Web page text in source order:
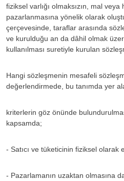
fiziksel varlığı olmaksızın, mal
pazarlanmasına yönelik olarak
çerçevesinde, taraflar arasında
ve kurulduğu an da dâhil olmak
kullanılması suretiyle kurulan
Hangi sözleşmenin mesafeli
değerlendirmede, bu tanımda yer
kriterlerin göz önünde
kapsamda;
- Satıcı ve tüketicinin fiziksel olarak
- Pazarlamanın uzaktan olmasına